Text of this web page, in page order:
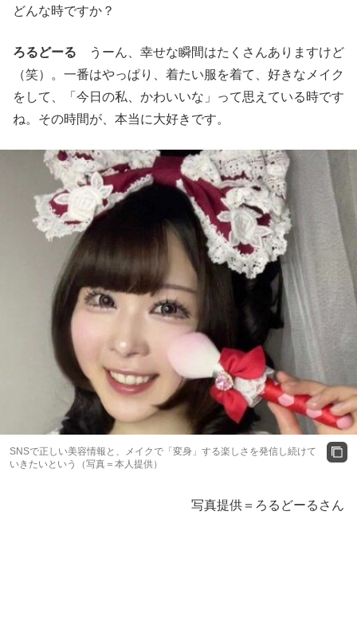
どんな時ですか？
ろるどーる うーん、幸せな瞬間はたくさんありますけど
（笑）。一番はやっぱり、着たい服を着て、好きなメイク
をして、「今日の私、かわいいな」って思えている時です
ね。その時間が、本当に大好きです。
SNSで正しい美容情報と、メイクで「変身」する楽しさを発信し続けて
いきたいという（写真＝本人提供）
写真提供＝ろるどーるさん